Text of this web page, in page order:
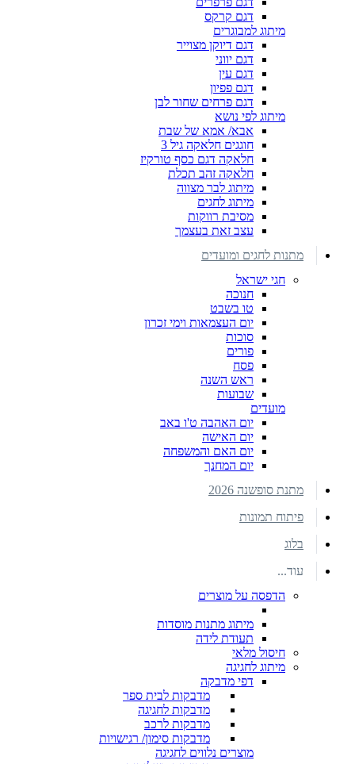
דגם קרקס
מיתוג למבוגרים
דגם דיוקן מצוייר
דגם יווני
דגם עין
דגם פפיון
דגם פרחים שחור לבן
מיתוג לפי נושא
אבא/ אמא של שבת
חוגגים חלאקה גיל 3
חלאקה דגם כסף טורקיז
חלאקה זהב תכלת
מיתוג לבר מצווה
מיתוג לחגים
מסיבת רווקות
עצב זאת בעצמך
מתנות לחגים ומועדים
חגי ישראל
חנוכה
טו בשבט
יום העצמאות וימי זכרון
סוכות
פורים
פסח
ראש השנה
שבועות
מועדים
יום האהבה ט'ו באב
יום האישה
יום האם והמשפחה
יום המחנך
מתנת סופשנה 2026
פיתוח תמונות
בלוג
עוד...
הדפסה על מוצרים
מיתוג מתנות מוסדות
תעודת לידה
חיסול מלאי
מיתוג לחגיגה
דפי מדבקה
מדבקות לבית ספר
מדבקות לחגיגה
מדבקות לרכב
מדבקות סימון/ רגישויות
מוצרים נלווים לחגיגה